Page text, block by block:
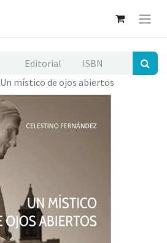
Un místico de ojos abiertos